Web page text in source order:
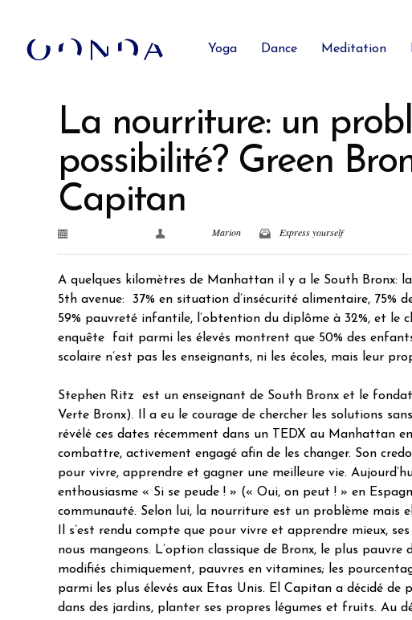
Yoga Dance Meditation
La nourriture: un
possibilité? Green
Capitan
Marion Express yourself
A quelques kilomètres de Manhattan il y a le South Bronx:
5th avenue: 37% en situation d’insécurité alimentaire, 75%
59% pauvreté infantile, l’obtention du diplôme à 32%, et le
enquête fait parmi les élevés montrent que 50% des
scolaire n’est pas les enseignants, ni les écoles, mais leur
Stephen Ritz est un enseignant de South Bronx et le
Verte Bronx). Il a eu le courage de chercher les solutions
révélé ces dates récemment dans un TEDX au Manhattan
combattre, activement engagé afin de les changer. Son
pour vivre, apprendre et gagner une meilleure vie.
enthousiasme « Si se peude ! » (« Oui, on peut ! » en
communauté. Selon lui, la nourriture est un problème mais
Il s’est rendu compte que pour vivre et apprendre mieux,
nous mangeons. L’option classique de Bronx, le plus
modifiés chimiquement, pauvres en vitamines; les
parmi les plus élevés aux Etas Unis. El Capitan a décidé
dans des jardins, planter ses propres légumes et fruits. Au